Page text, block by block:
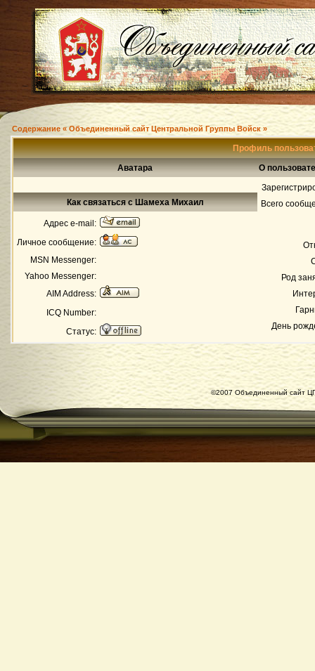
Содержание « Объединенный сайт Центральной Группы Войск »
Профиль
Аватара
О
Всего
Род
День
Как связаться с Шамеха Михаил
Адрес e-mail:
Личное сообщение:
MSN Messenger:
Yahoo Messenger:
AIM Address:
ICQ Number:
Статус:
©2007 Объединенный сайт